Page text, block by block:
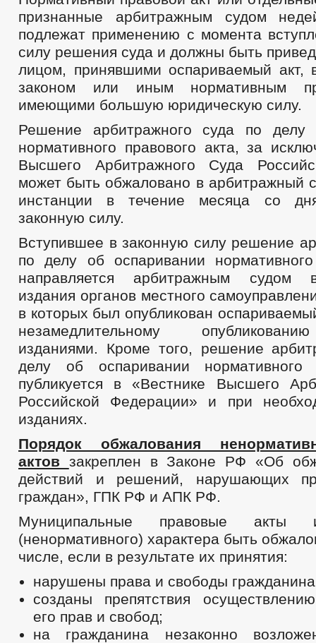
признанные арбитражным судом
подлежат применению с момента
силу решения суда и должны быть
лицом, принявшими оспариваемый акт,
законом или иным нормативным
имеющими большую юридическую силу.
Решение арбитражного суда по делу
нормативного правового акта, за
Высшего Арбитражного Суда
может быть обжаловано в арбитражный
инстанции в течение месяца со
законную силу.
Вступившее в законную силу решение
по делу об оспаривании
направляется арбитражным судом
издания органов местного
в которых был опубликован
незамедлительному
изданиями. Кроме того, решение
делу об оспаривании нормативного
публикуется в «Вестнике Высшего
Российской Федерации» и при
изданиях.
Порядок обжалования
актов закреплен в Законе РФ «Об
действий и решений, нарушающих
граждан», ГПК РФ и АПК РФ.
Муниципальные правовые акты
(ненормативного) характера быть
числе, если в результате их принятия:
нарушены права и свободы
созданы препятствия
его прав и свобод;
на гражданина незаконно